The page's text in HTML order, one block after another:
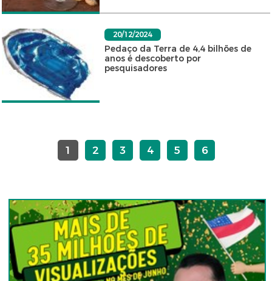
20/12/2024
Pedaço da Terra de 4,4 bilhões de
anos é descoberto por
pesquisadores
1 2 3 4 5 6